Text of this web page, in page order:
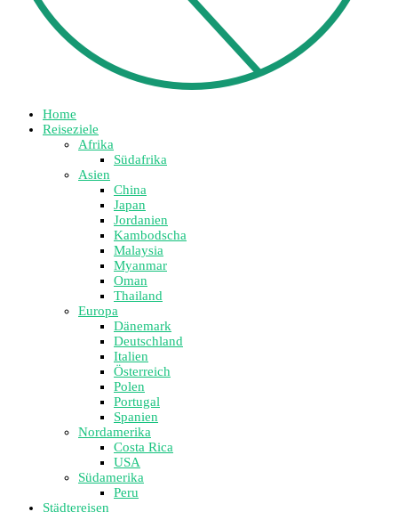
Home
Reiseziele
Afrika
Südafrika
Asien
China
Japan
Jordanien
Kambodscha
Malaysia
Myanmar
Oman
Thailand
Europa
Dänemark
Deutschland
Italien
Österreich
Polen
Portugal
Spanien
Nordamerika
Costa Rica
USA
Südamerika
Peru
Städtereisen